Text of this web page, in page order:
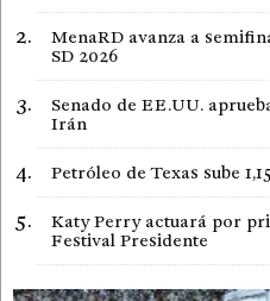
MenaRD avanza a
SD 2026
Senado de EE.UU.
Irán
Petróleo de Texas sube
Katy Perry actuará por
Festival Presidente